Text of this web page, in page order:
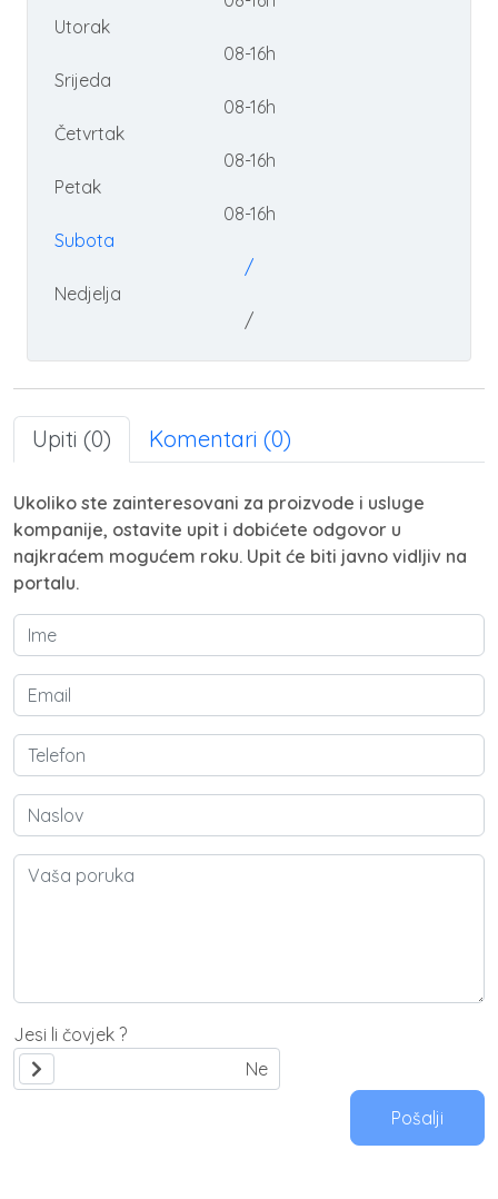
Utorak
08-16h
Srijeda
08-16h
Četvrtak
08-16h
Petak
08-16h
Subota
/
Nedjelja
/
Upiti (0) Komentari (0)
Ukoliko ste zainteresovani za proizvode i usluge
kompanije, ostavite upit i dobićete odgovor u
najkraćem mogućem roku. Upit će biti javno vidljiv na
portalu.
Jesi li čovjek ?
Pošalji